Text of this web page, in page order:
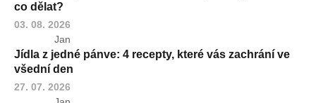
co dělat?
03. 08. 2026
Jan
Jídla z jedné pánve: 4 recepty, které vás zachrání ve
všední den
27. 07. 2026